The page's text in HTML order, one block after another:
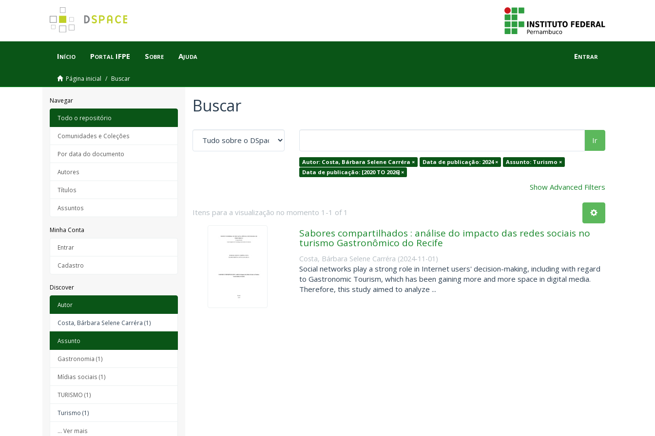
Início Portal IFPE Sobre Ajuda Entrar
Página inicial Buscar
Navegar
Todo o repositório
Comunidades e Coleções
Por data do documento
Autores
Títulos
Assuntos
Minha Conta
Entrar
Cadastro
Discover
Autor
Costa, Bárbara Selene Carréra (1)
Assunto
Gastronomia (1)
Mídias sociais (1)
TURISMO (1)
Turismo (1)
... Ver mais
Buscar
Ir
Autor: Costa, Bárbara Selene Carréra × Data de publicação: 2024 ×
Assunto: Turismo ×
Data de publicação: [2020 TO 2026] ×
Show Advanced Filters
Itens para a visualização no momento 1-1 of 1
Sabores compartilhados : análise do impacto das redes sociais no
turismo Gastronômico do Recife
Costa, Bárbara Selene Carréra (2024-11-01 )
Social networks play a strong role in Internet users' decision-making, including with regard
to Gastronomic Tourism, which has been gaining more and more space in digital media.
Therefore, this study aimed to analyze ...